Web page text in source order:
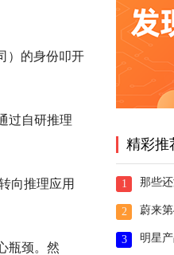
）的身份叩开
过自研推理
向推理应用
瓶颈。然
精彩推
1 那些
2 蔚来
3 明星